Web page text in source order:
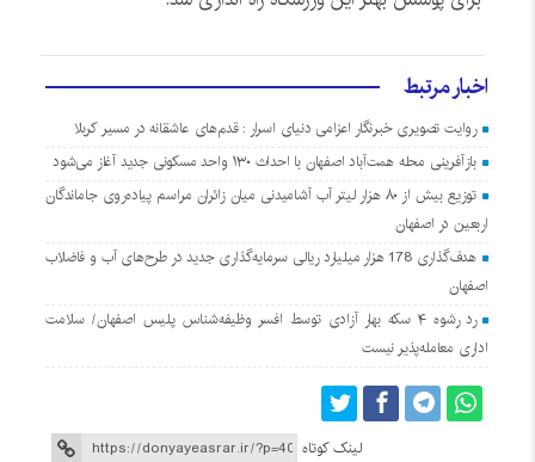
اخبار مرتبط
روایت تصویری خبرنگار اعزامی دنیای اسرار : قدم‌های عاشقانه در مسیر کربلا
بازآفرینی محله همت‌آباد اصفهان با احداث ۱۳۰ واحد مسکونی جدید آغاز می‌شود
توزیع بیش از ۸۰ هزار لیتر آب آشامیدنی میان زائران مراسم پیاده‌روی جاماندگان
اربعین در اصفهان
هدف‌گذاری 178 هزار میلیارد ریالی سرمایه‌گذاری جدید در طرح‌های آب و فاضلاب
اصفهان
رد رشوه ۴ سکه بهار آزادی توسط افسر وظیفه‌شناس پلیس اصفهان/ سلامت
اداری معامله‌پذیر نیست
لینک کوتاه